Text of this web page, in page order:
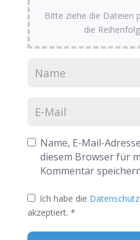
Bitte ziehe die Dateien
die
Name, E-Mail-
diesem Browser für
Kommentar
Ich habe die
akzeptiert. *